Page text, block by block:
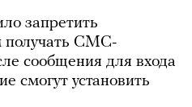
запретить
получать СМС-
сообщения для входа
смогут установить